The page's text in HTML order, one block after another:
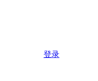
登录